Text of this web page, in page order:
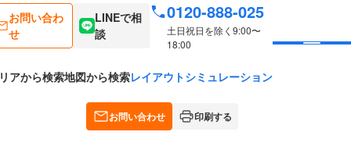
お問い合わ
せ
LINEで相
談
0120-888-025
土日祝日を除く9:00〜
18:00
アから検索地図から検索レイアウトシミュレーション
お問い合わせ 印刷する